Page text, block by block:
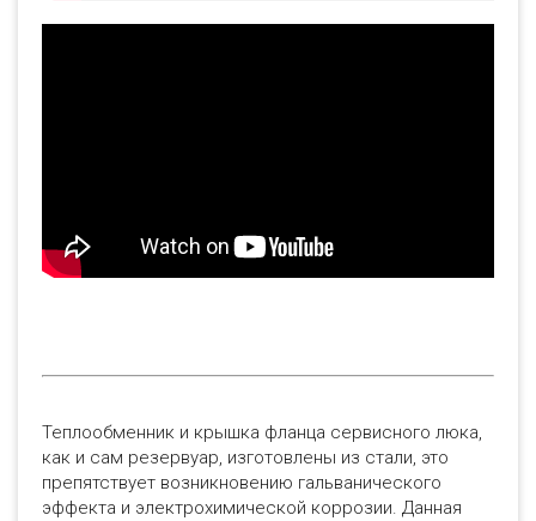
Теплообменник и крышка фланца сервисного люка,
как и сам резервуар, изготовлены из стали, это
препятствует возникновению гальванического
эффекта и электрохимической коррозии. Данная